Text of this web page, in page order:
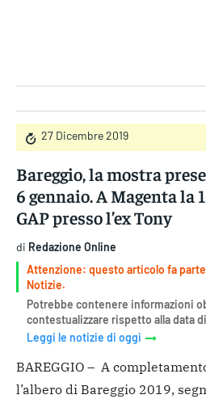
27 Dicembre 2019
Bareggio, la mostra
6 gennaio. A Magenta la
GAP presso l’ex Tony
di Redazione Online
Attenzione: questo articolo fa
Notizie.
Potrebbe contenere informazioni
contestualizzare rispetto alla data
Leggi le notizie di oggi
BAREGGIO – A
l’albero di Bareggio 2019,